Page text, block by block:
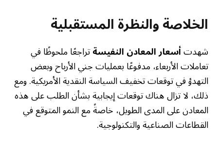
الخلاصة والنظرة المستقبلية
شهدتأسعار المعادن النفيسةتراجعًا ملحوظًا في
تعاملات الأربعاء، مدفوعًا بعمليات جني الأرباح وبعض
التهدؤ في توقعات تخفيف السياسة النقدية الأمريكية. ومع
ذلك، لا تزال هناك توقعات إيجابية بشأن الطلب على هذه
المعادن على المدى الطويل، خاصةً مع النمو المتوقع في
القطاعات الصناعية والتكنولوجية.